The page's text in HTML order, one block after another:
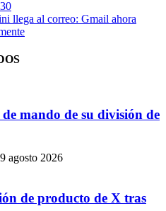
llega al correo: Gmail ahora
mando de su división de
9 agosto 2026
de producto de X tras